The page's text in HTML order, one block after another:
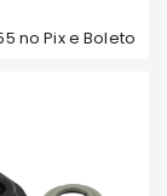
no Pix e Boleto